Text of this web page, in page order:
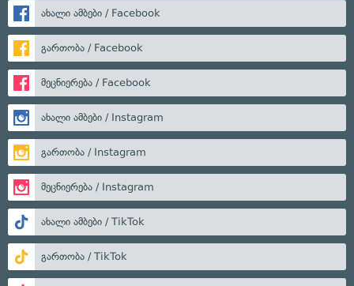
ახალი ამბები / Facebook
გართობა / Facebook
მეცნიერება / Facebook
ახალი ამბები / Instagram
გართობა / Instagram
მეცნიერება / Instagram
ახალი ამბები / TikTok
გართობა / TikTok